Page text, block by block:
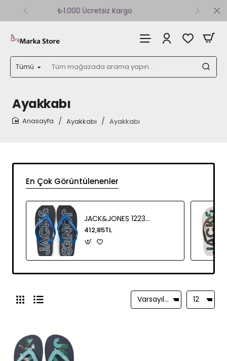
15 Gün Kolay ve Zahmetsiz İade
Tümü
Tüm
mağazada
yapın...
Ayakkabı
Ayakkabı Ayakkabı
En Çok Görüntülenenler
JACK&JONES 12236507 JFWLOGO PALM PARMAK ARASI TERLIK
412,85TL